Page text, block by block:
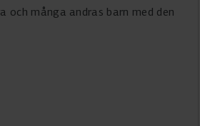
många andras barn med den